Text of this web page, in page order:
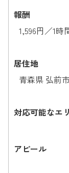
報酬
1,596円／1時
居住地
青森県 弘前
対応可能なエ
アピール